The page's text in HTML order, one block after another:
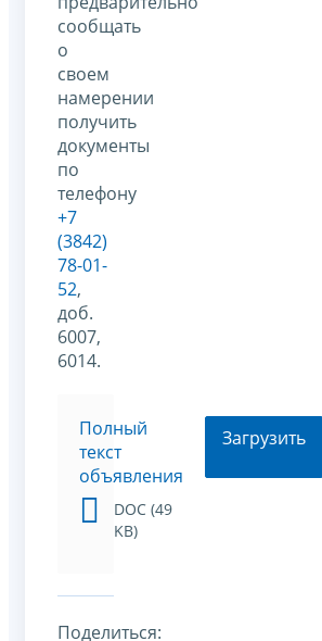
сообщать
о
своем
намерении
получить
документы
по
телефону
+7
(3842)
78-01-
52,
доб.
6007,
6014.
Полный
текст
объявления
DOC (49
KB)
Загрузить
Поделиться: